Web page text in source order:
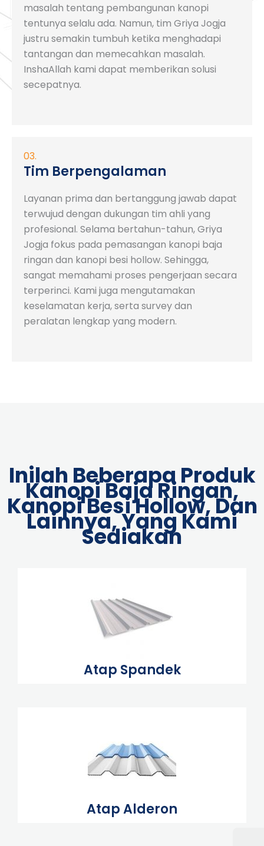
masalah tentang pembangunan kanopi
tentunya selalu ada. Namun, tim Griya Jogja
justru semakin tumbuh ketika menghadapi
tantangan dan memecahkan masalah.
InshaAllah kami dapat memberikan solusi
secepatnya.
03.
Tim Berpengalaman
Layanan prima dan bertanggung jawab dapat
terwujud dengan dukungan tim ahli yang
profesional. Selama bertahun-tahun, Griya
Jogja fokus pada pemasangan kanopi baja
ringan dan kanopi besi hollow. Sehingga,
sangat memahami proses pengerjaan secara
terperinci. Kami juga mengutamakan
keselamatan kerja, serta survey dan
peralatan lengkap yang modern.
Inilah Beberapa Produk
Kanopi Baja Ringan,
Kanopi Besi Hollow, Dan
Lainnya, Yang Kami
Sediakan
Atap Spandek
Atap Alderon